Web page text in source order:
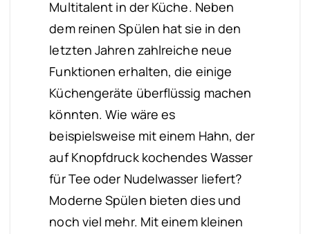
Multitalent in der Küche. Neben
dem reinen Spülen hat sie in den
letzten Jahren zahlreiche neue
Funktionen erhalten, die einige
Küchengeräte überflüssig machen
könnten. Wie wäre es
beispielsweise mit einem Hahn, der
auf Knopfdruck kochendes Wasser
für Tee oder Nudelwasser liefert?
Moderne Spülen bieten dies und
noch viel mehr. Mit einem kleinen